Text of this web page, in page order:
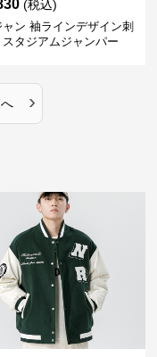
(税込)
ャン 袖ラインデザイン刺
スタジアムジャンパー
›